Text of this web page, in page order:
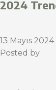
2024
13 Mayıs 2024
Posted by